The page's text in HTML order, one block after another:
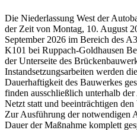
Die Niederlassung West der
der Zeit von Montag, 10. August
September 2026 im Bereich des
K101 bei Ruppach-Goldhausen
der Unterseite des
Instandsetzungsarbeiten werden
Dauerhaftigkeit des Bauwerkes
finden ausschließlich unterhalb
Netzt statt und beeinträchtigen
Zur Ausführung der notwendigen
Dauer der Maßnahme komplett